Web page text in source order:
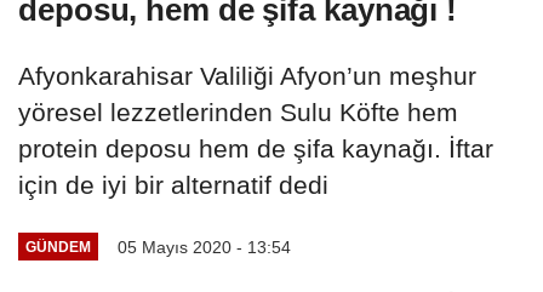
deposu, hem de şifa kaynağı !
Afyonkarahisar Valiliği Afyon’un meşhur
yöresel lezzetlerinden Sulu Köfte hem
protein deposu hem de şifa kaynağı. İftar
için de iyi bir alternatif dedi
GÜNDEM 05 Mayıs 2020 - 13:54